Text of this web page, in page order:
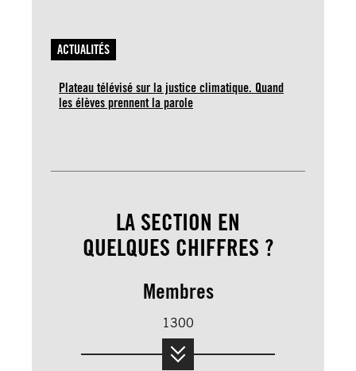
ACTUALITÉS
Plateau télévisé sur la justice climatique. Quand
les élèves prennent la parole
LA SECTION EN
QUELQUES CHIFFRES ?
Membres
1300